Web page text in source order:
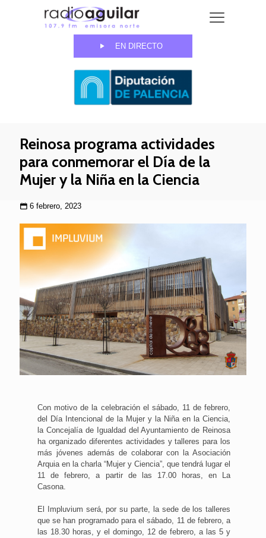
EN DIRECTO
Reinosa programa actividades
para conmemorar el Día de la
Mujer y la Niña en la Ciencia
6 febrero, 2023
Con motivo de la celebración el sábado, 11 de febrero,
del Día Intencional de la Mujer y la Niña en la Ciencia,
la Concejalía de Igualdad del Ayuntamiento de Reinosa
ha organizado diferentes actividades y talleres para los
más jóvenes además de colaborar con la Asociación
Arquia en la charla “Mujer y Ciencia”, que tendrá lugar el
11 de febrero, a partir de las 17.00 horas, en La
Casona.
El Impluvium será, por su parte, la sede de los talleres
que se han programado para el sábado, 11 de febrero, a
las 18.30 horas, y el domingo, 12 de febrero, a las 5 y